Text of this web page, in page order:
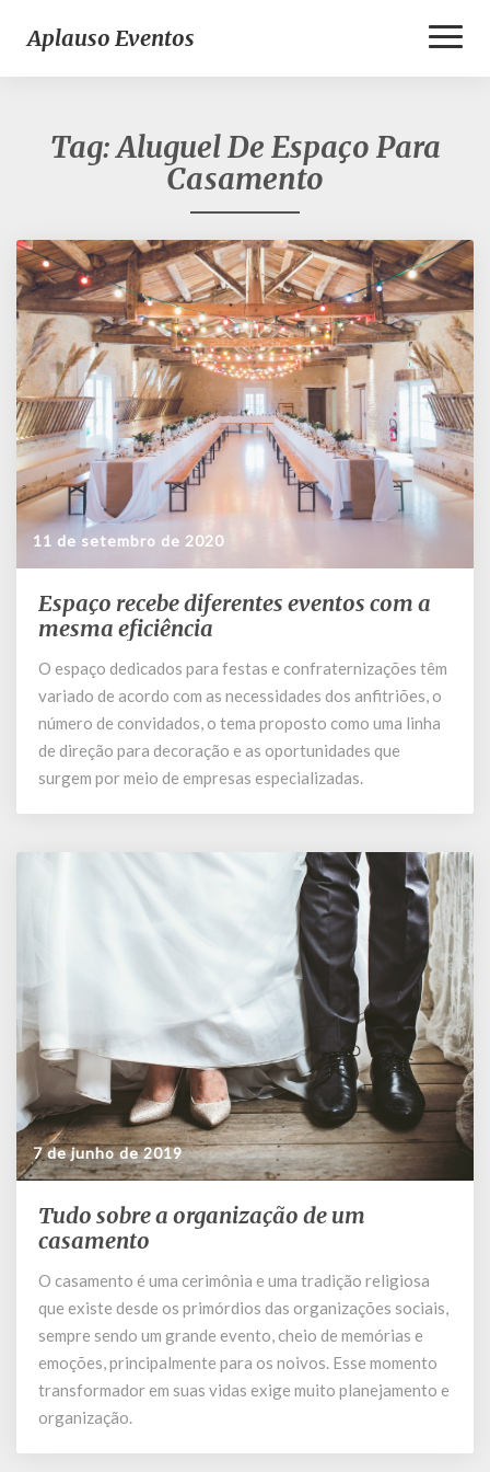
Aplauso Eventos
Tag:Aluguel De Espaço Para
Casamento
11 de setembro de 2020
Espaço
recebe
eventos
com
a
mesma
Espaço recebe diferentes eventos com a
mesma eficiência
O espaço dedicados para festas e confraternizações têm
variado de acordo com as necessidades dos anfitriões, o
número de convidados, o tema proposto como uma linha
de direção para decoração e as oportunidades que
surgem por meio de empresas especializadas.
7 de junho de 2019
Tudo
sobre
organização
de
um
casamento
Tudo sobre a organização de um
casamento
O casamento é uma cerimônia e uma tradição religiosa
que existe desde os primórdios das organizações sociais,
sempre sendo um grande evento, cheio de memórias e
emoções, principalmente para os noivos. Esse momento
transformador em suas vidas exige muito planejamento e
organização.